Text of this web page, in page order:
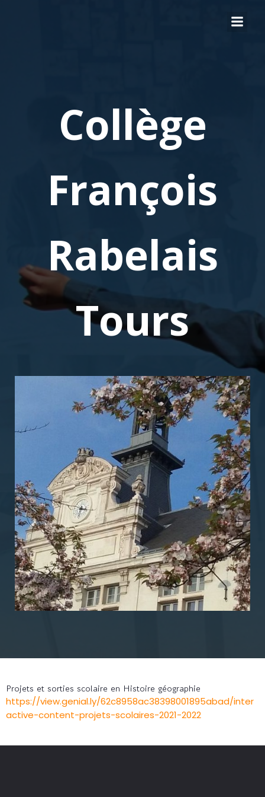
Collège
François
Rabelais
Tours
Projets et sorties scolaire en Histoire géographie
https://view.genial.ly/62c8958ac38398001895abad/inter
active-content-projets-scolaires-2021-2022